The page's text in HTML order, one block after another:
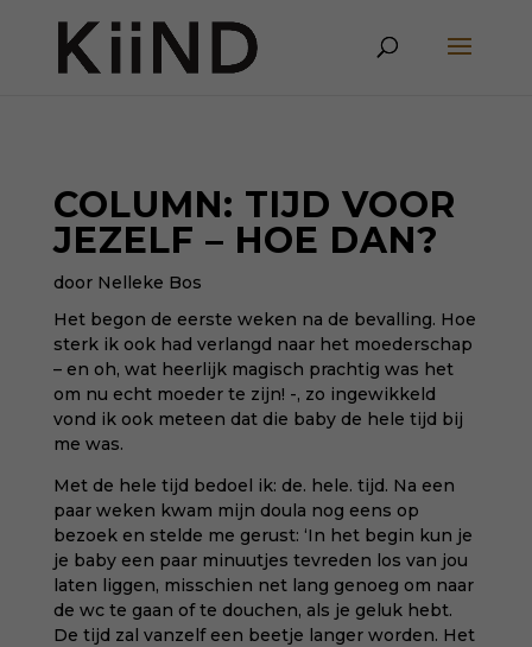
COLUMN: TIJD VOOR
JEZELF – HOE DAN?
door Nelleke Bos
Het begon de eerste weken na de bevalling. Hoe
sterk ik ook had verlangd naar het moederschap
– en oh, wat heerlijk magisch prachtig was het
om nu echt moeder te zijn! -, zo ingewikkeld
vond ik ook meteen dat die baby de hele tijd bij
me was.
Met de hele tijd bedoel ik: de. hele. tijd. Na een
paar weken kwam mijn doula nog eens op
bezoek en stelde me gerust: ‘In het begin kun je
je baby een paar minuutjes tevreden los van jou
laten liggen, misschien net lang genoeg om naar
de wc te gaan of te douchen, als je geluk hebt.
De tijd zal vanzelf een beetje langer worden. Het